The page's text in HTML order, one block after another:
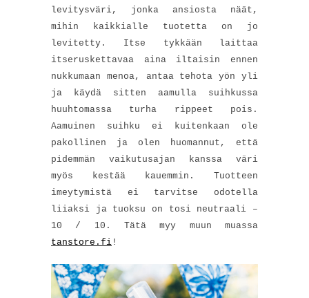
levitysväri, jonka ansiosta näät,
mihin kaikkialle tuotetta on jo
levitetty. Itse tykkään laittaa
itseruskettavaa aina iltaisin ennen
nukkumaan menoa, antaa tehota yön yli
ja käydä sitten aamulla suihkussa
huuhtomassa turha rippeet pois.
Aamuinen suihku ei kuitenkaan ole
pakollinen ja olen huomannut, että
pidemmän vaikutusajan kanssa väri
myös kestää kauemmin. Tuotteen
imeytymistä ei tarvitse odotella
liiaksi ja tuoksu on tosi neutraali –
10 / 10. Tätä myy muun muassa
tanstore.fi !